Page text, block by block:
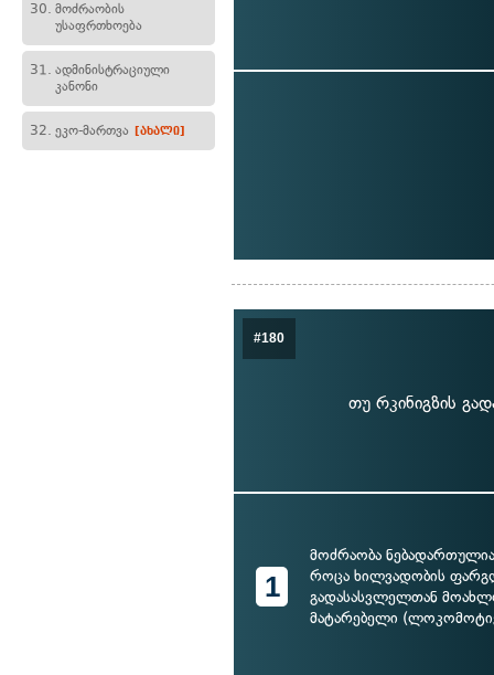
30. მოძრაობის
უსაფრთხოება
31. ადმინისტრაციული
კანონი
32. ეკო-მართვა [ახალი]
#180
თუ რკინიგზის
1
მოძრაობა
როცა ხილვადობის
გადასასვლელთან
მატარებელი